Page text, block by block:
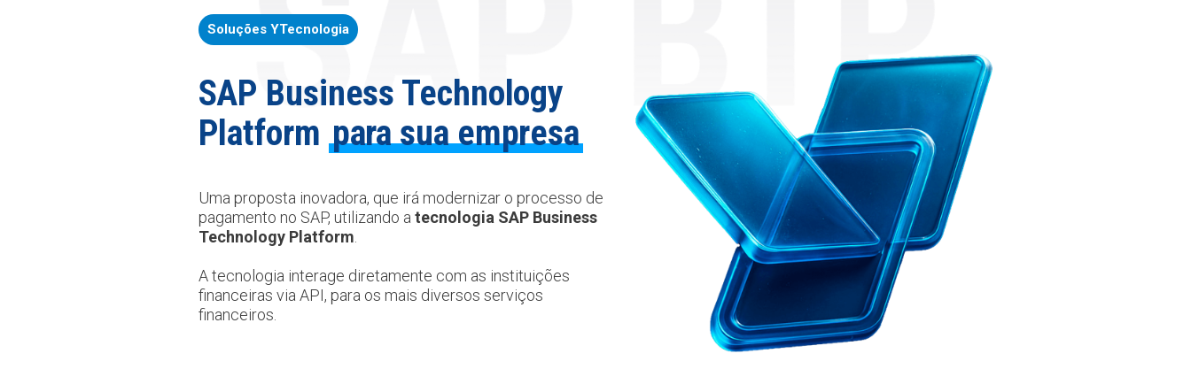
Soluções YTecnologia
SAP Business Technology
Platform para sua empresa
Uma proposta inovadora, que irá modernizar o processo de
pagamento no SAP, utilizando a tecnologia SAP Business
Technology Platform
A tecnologia interage diretamente com as instituições
financeiras via API, para os mais diversos serviços
financeiros.